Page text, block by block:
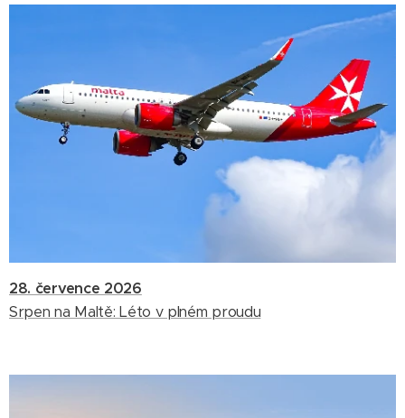
28. července 2026
Srpen na Maltě: Léto v plném proudu